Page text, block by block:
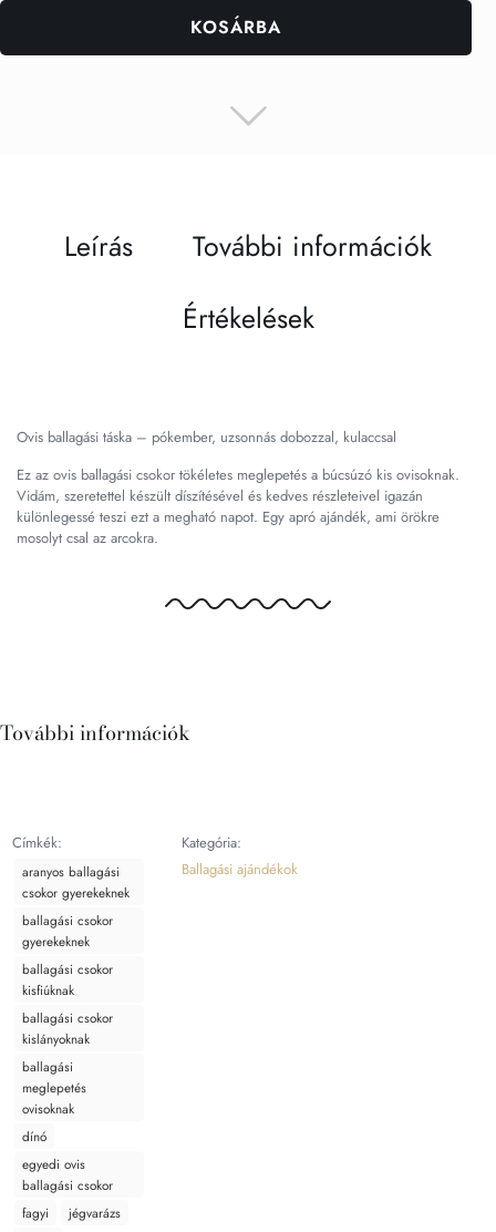
KOSÁRBA
Leírás
További információk
Értékelések
Ovis ballagási táska – pókember, uzsonnás dobozzal, kulaccsal
Ez az ovis ballagási csokor tökéletes meglepetés a búcsúzó kis ovisoknak.
Vidám, szeretettel készült díszítésével és kedves részleteivel igazán
különlegessé teszi ezt a megható napot. Egy apró ajándék, ami örökre
mosolyt csal az arcokra.
További információk
Címkék:
aranyos ballagási
csokor gyerekeknek
ballagási csokor
gyerekeknek
ballagási csokor
kisfiúknak
ballagási csokor
kislányoknak
ballagási
meglepetés
ovisoknak
dínó
egyedi ovis
ballagási csokor
fagyi
jégvarázs
Kategória:
Ballagási ajándékok